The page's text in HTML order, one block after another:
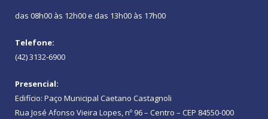
das 08h00 às 12h00 e das 13h00 às 17h00
Telefone:
(42) 3132-6900
Presencial:
Edifício: Paço Municipal Caetano Castagnoli
Rua José Afonso Vieira Lopes, nº 96 – Centro – CEP 84550-000